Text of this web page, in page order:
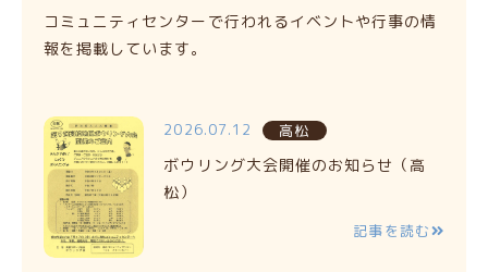
コミュニティセンターで行われるイベントや行事の情
報を掲載しています。
2026.07.12 高松
ボウリング大会開催のお知らせ（高
松）
記事を読む